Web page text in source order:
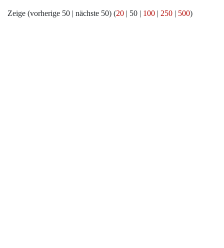
Zeige (vorherige 50 | nächste 50) (20 | 50 | 100 | 250 | 500)